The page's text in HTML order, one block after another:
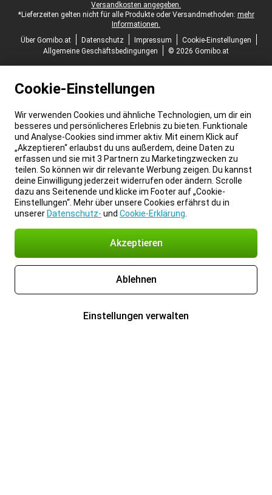
Versandkosten angegeben.
*Lieferzeiten gelten nicht für alle Produkte oder Versandmethoden: mehr
Informationen.
Über Gomibo.at
Datenschutz Impressum
Cookie-Einstellungen
Allgemeine Geschäftsbedingungen
© 2026 Gomibo.at
Cookie-Einstellungen
Wir verwenden Cookies und ähnliche Technologien, um dir ein
besseres und persönlicheres Erlebnis zu bieten. Funktionale
und Analyse-Cookies sind immer aktiv. Mit einem Klick auf
„Akzeptieren“ erlaubst du uns außerdem, deine Daten zu
erfassen und sie mit 3 Partnern zu Marketingzwecken zu
teilen. So können wir dir relevante Werbung zeigen. Du kannst
deine Einwilligung jederzeit widerrufen oder ändern. Scrolle
dazu ans Seitenende und klicke im Footer auf „Cookie-
Einstellungen“. Mehr über unsere Cookies erfährst du in
unserer Datenschutz- und Cookie-Erklärung
Akzeptieren
Ablehnen
Einstellungen verwalten